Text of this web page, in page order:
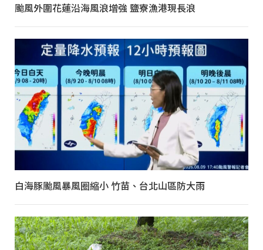
颱風外圍花蓮沿海風浪增強 鹽寮漁港現長浪
白海豚颱風暴風圈縮小 竹苗、台北山區防大雨